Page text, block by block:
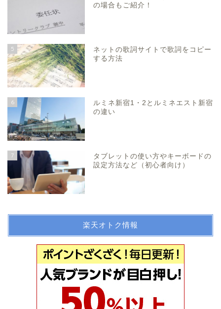
の場合もご紹介！
5
ネットの歌詞サイトで歌詞をコピー
する方法
6
ルミネ新宿1・2とルミネエスト新宿
の違い
7
タブレットの使い方やキーボードの
設定方法など（初心者向け）
楽天オトク情報